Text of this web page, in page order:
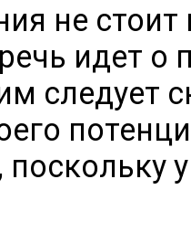
не стоит
идет о
следует
поскольку